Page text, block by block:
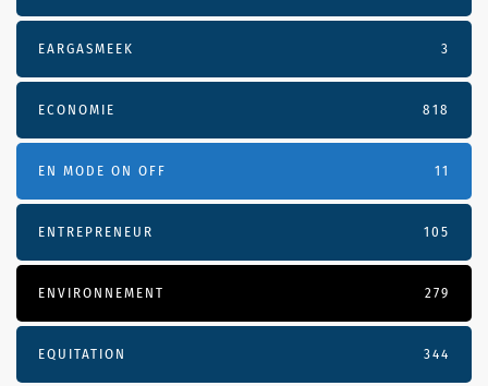
EARGASMEEK 3
ECONOMIE 818
EN MODE ON OFF 11
ENTREPRENEUR 105
ENVIRONNEMENT 279
EQUITATION 344